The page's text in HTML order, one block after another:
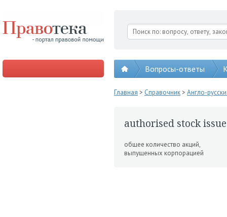
Вопросы-ответы
Главная > Справочник> Англо-
authorised stock issue
общее количество акций,
выпущенных корпора­цией